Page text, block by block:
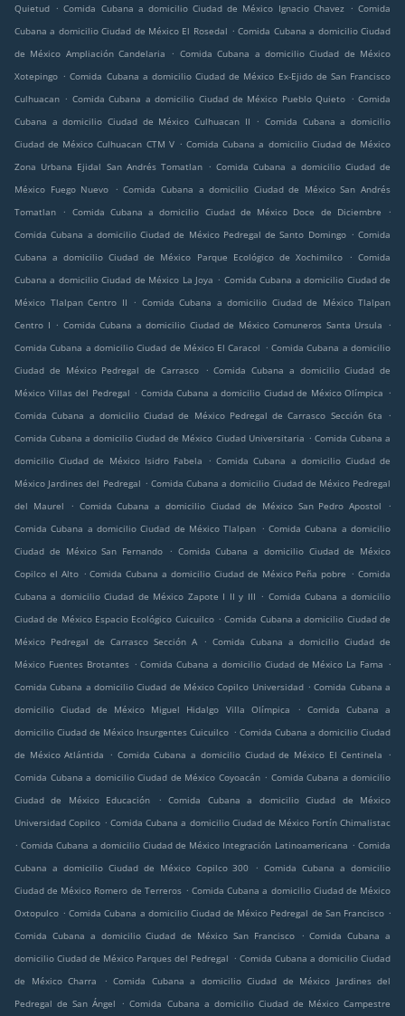
Quietud . Comida Cubana a domicilio Ciudad de México Ignacio Chavez . Comida
Cubana a domicilio Ciudad de México El Rosedal . Comida Cubana a domicilio Ciudad
de México Ampliación Candelaria
. Comida Cubana a domicilio Ciudad de México
Xotepingo . Comida Cubana a domicilio Ciudad de México Ex-Ejido de San Francisco
Culhuacan . Comida Cubana a domicilio Ciudad de México Pueblo Quieto . Comida
Cubana a domicilio Ciudad de México Culhuacan II
. Comida Cubana a domicilio
Ciudad de México Culhuacan CTM V . Comida Cubana a domicilio Ciudad de México
Zona Urbana Ejidal San Andrés Tomatlan . Comida Cubana a domicilio Ciudad de
México Fuego Nuevo
. Comida Cubana a domicilio Ciudad de México San Andrés
Tomatlan
. Comida Cubana a domicilio Ciudad de México Doce de Diciembre
.
Comida Cubana a domicilio Ciudad de México Pedregal de Santo Domingo . Comida
Cubana a domicilio Ciudad de México Parque Ecológico de Xochimilco
. Comida
Cubana a domicilio Ciudad de México La Joya . Comida Cubana a domicilio Ciudad de
México Tlalpan Centro II
. Comida Cubana a domicilio Ciudad de México Tlalpan
Centro I . Comida Cubana a domicilio Ciudad de México Comuneros Santa Ursula
.
Comida Cubana a domicilio Ciudad de México El Caracol . Comida Cubana a domicilio
Ciudad de México Pedregal de Carrasco
. Comida Cubana a domicilio Ciudad de
México Villas del Pedregal . Comida Cubana a domicilio Ciudad de México Olímpica .
Comida Cubana a domicilio Ciudad de México Pedregal de Carrasco Sección 6ta
.
Comida Cubana a domicilio Ciudad de México Ciudad Universitaria . Comida Cubana a
domicilio Ciudad de México Isidro Fabela
. Comida Cubana a domicilio Ciudad de
México Jardines del Pedregal . Comida Cubana a domicilio Ciudad de México Pedregal
del Maurel
. Comida Cubana a domicilio Ciudad de México San Pedro Apostol
.
Comida Cubana a domicilio Ciudad de México Tlalpan . Comida Cubana a domicilio
Ciudad de México San Fernando
. Comida Cubana a domicilio Ciudad de México
Copilco el Alto . Comida Cubana a domicilio Ciudad de México Peña pobre . Comida
Cubana a domicilio Ciudad de México Zapote I II y III . Comida Cubana a domicilio
Ciudad de México Espacio Ecológico Cuicuilco . Comida Cubana a domicilio Ciudad de
México Pedregal de Carrasco Sección A
. Comida Cubana a domicilio Ciudad de
México Fuentes Brotantes . Comida Cubana a domicilio Ciudad de México La Fama .
Comida Cubana a domicilio Ciudad de México Copilco Universidad . Comida Cubana a
domicilio Ciudad de México Miguel Hidalgo Villa Olímpica
. Comida Cubana a
domicilio Ciudad de México Insurgentes Cuicuilco . Comida Cubana a domicilio Ciudad
de México Atlántida
. Comida Cubana a domicilio Ciudad de México El Centinela
.
Comida Cubana a domicilio Ciudad de México Coyoacán . Comida Cubana a domicilio
Ciudad de México Educación
. Comida Cubana a domicilio Ciudad de México
Universidad Copilco . Comida Cubana a domicilio Ciudad de México Fortín Chimalistac
. Comida Cubana a domicilio Ciudad de México Integración Latinoamericana . Comida
Cubana a domicilio Ciudad de México Copilco 300
. Comida Cubana a domicilio
Ciudad de México Romero de Terreros . Comida Cubana a domicilio Ciudad de México
Oxtopulco . Comida Cubana a domicilio Ciudad de México Pedregal de San Francisco .
Comida Cubana a domicilio Ciudad de México San Francisco
. Comida Cubana a
domicilio Ciudad de México Parques del Pedregal . Comida Cubana a domicilio Ciudad
de México Charra
. Comida Cubana a domicilio Ciudad de México Jardines del
Pedregal de San Ángel
. Comida Cubana a domicilio Ciudad de México Campestre